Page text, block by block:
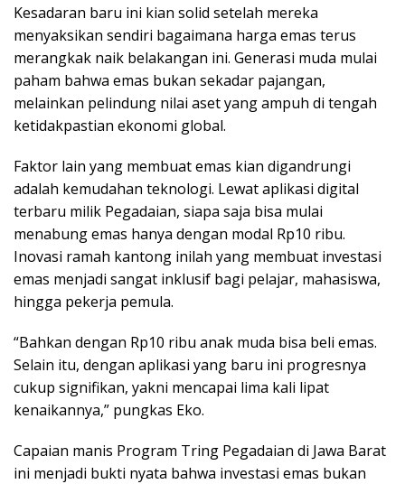
Kesadaran baru ini kian solid setelah mereka
menyaksikan sendiri bagaimana harga emas terus
merangkak naik belakangan ini. Generasi muda mulai
paham bahwa emas bukan sekadar pajangan,
melainkan pelindung nilai aset yang ampuh di tengah
ketidakpastian ekonomi global.
Faktor lain yang membuat emas kian digandrungi
adalah kemudahan teknologi. Lewat aplikasi digital
terbaru milik Pegadaian, siapa saja bisa mulai
menabung emas hanya dengan modal Rp10 ribu.
Inovasi ramah kantong inilah yang membuat investasi
emas menjadi sangat inklusif bagi pelajar, mahasiswa,
hingga pekerja pemula.
“Bahkan dengan Rp10 ribu anak muda bisa beli emas.
Selain itu, dengan aplikasi yang baru ini progresnya
cukup signifikan, yakni mencapai lima kali lipat
kenaikannya,” pungkas Eko.
Capaian manis Program Tring Pegadaian di Jawa Barat
ini menjadi bukti nyata bahwa investasi emas bukan